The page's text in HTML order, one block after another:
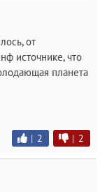
от
источнике, что
планета
| 2 | 2